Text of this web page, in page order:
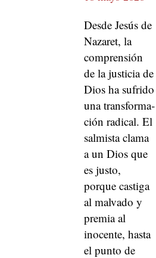
Des­de Jesús de
Nazaret, la
com­pren­sión
de la jus­ti­cia de
Dios ha sufri­do
una trans­for­ma­
ción rad­i­cal. El
salmista cla­ma
a un Dios que
es jus­to,
porque cas­ti­ga
al mal­va­do y
pre­mia al
inocente, has­ta
el pun­to de